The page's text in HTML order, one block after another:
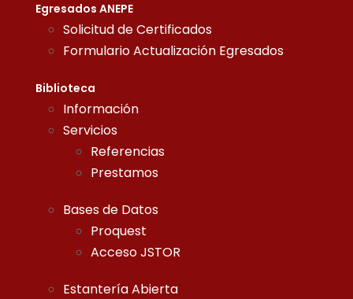
Egresados ANEPE
Solicitud de Certificados
Formulario Actualización Egresados
Biblioteca
Información
Servicios
Referencias
Prestamos
Bases de Datos
Proquest
Acceso JSTOR
Estantería Abierta